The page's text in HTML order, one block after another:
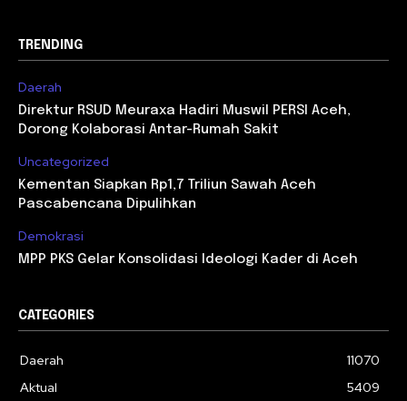
TRENDING
Daerah
Direktur RSUD Meuraxa Hadiri Muswil PERSI Aceh,
Dorong Kolaborasi Antar-Rumah Sakit
Uncategorized
Kementan Siapkan Rp1,7 Triliun Sawah Aceh
Pascabencana Dipulihkan
Demokrasi
MPP PKS Gelar Konsolidasi Ideologi Kader di Aceh
CATEGORIES
Daerah
11070
Aktual
5409